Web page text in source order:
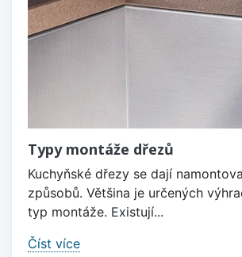
Typy montáže dřezů
Kuchyňské dřezy se dají
způsobů. Většina je určených
typ montáže. Existují...
Číst více